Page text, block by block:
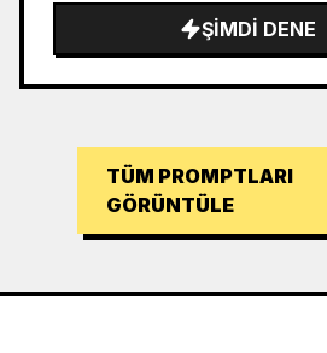
ŞIMDI DENE
TÜM PROMPTLARI
GÖRÜNTÜLE